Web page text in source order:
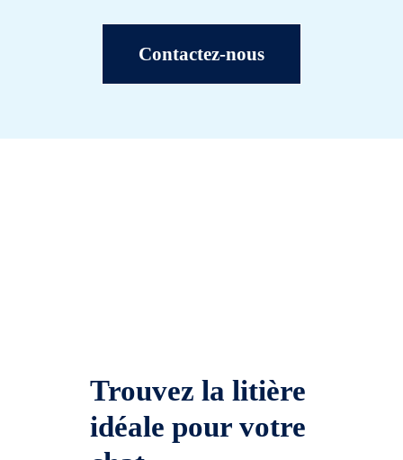
Contactez-nous
Trouvez la litière
idéale pour votre